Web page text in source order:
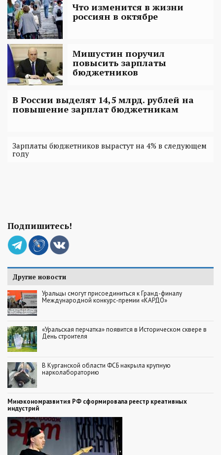
Что изменится в жизни
россиян в октябре
Мишустин поручил
повысить зарплаты
бюджетников
В России выделят 14,5 млрд. рублей на
повышение зарплат бюджетникам
Зарплаты бюджетников вырастут на 4% в следующем
году
Подпишитесь!
Другие новости
Уральцы смогут присоединиться к Гранд-финалу
Международной конкурс-премии «КАРДО»
«Уральская перчатка» появится в Историческом сквере в
День строителя
В Курганской области ФСБ накрыла крупную
нарколабораторию
Минэкономразвития РФ сформировала реестр креативных
индустрий